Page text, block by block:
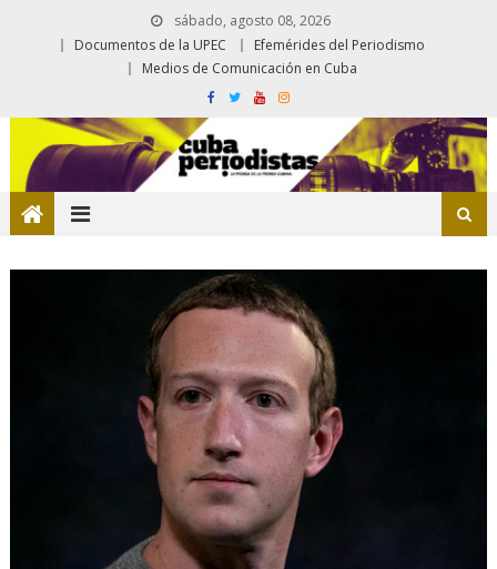
sábado, agosto 08, 2026
Documentos de la UPEC
Efemérides del Periodismo
Medios de Comunicación en Cuba